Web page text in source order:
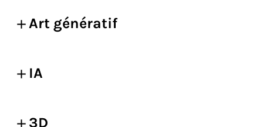
Art génératif
IA
3D